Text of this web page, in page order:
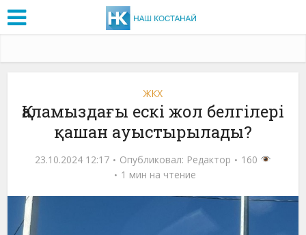
ЖКХ
Қаламыздағы ескі жол белгілері
қашан ауыстырылады?
23.10.2024 12:17 Опубликовал: Редактор
160
1 мин на чтение